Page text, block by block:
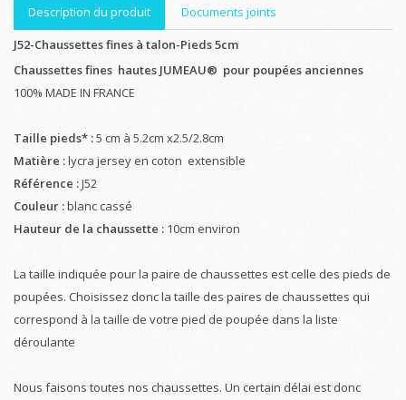
Description du produit
Documents joints
J52-Chaussettes fines à talon-Pieds 5cm
Chaussettes fines hautes JUMEAU® pour poupées anciennes
100% MADE IN FRANCE
Taille pieds* :5 cm à 5.2cm x2.5/2.8cm
Matière :lycra jersey en coton extensible
Référence :J52
Couleur :blanc cassé
Hauteur de la chaussette : 10cm environ
La taille indiquée pour la paire de chaussettes est celle des pieds de
poupées. Choisissez donc la taille des paires de chaussettes qui
correspond à la taille de votre pied de poupée dans la liste
déroulante
Nous faisons toutes nos chaussettes. Un certain délai est donc